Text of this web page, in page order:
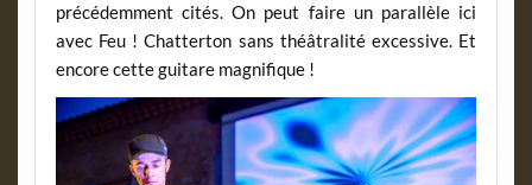
précédemment cités. On peut faire un parallèle ici
avec Feu ! Chatterton sans théâtralité excessive. Et
encore cette guitare magnifique !